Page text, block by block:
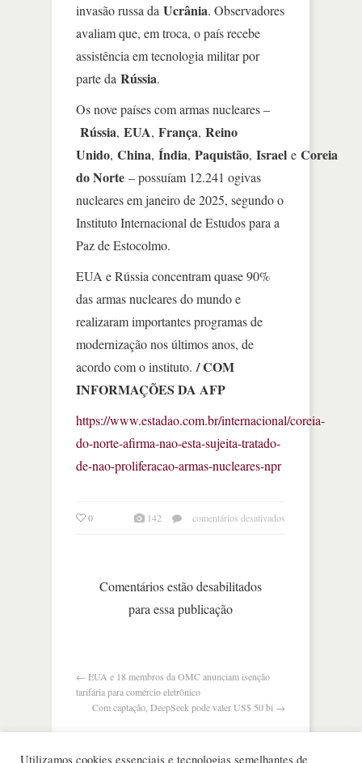
invasão russa da Ucrânia. Observadores
avaliam que, em troca, o país recebe
assistência em tecnologia militar por
parte da Rússia.
Os nove países com armas nucleares –
Rússia, EUA, França, Reino
Unido, China, Índia, Paquistão, Israel e Coreia
do Norte – possuíam 12.241 ogivas
nucleares em janeiro de 2025, segundo o
Instituto Internacional de Estudos para a
Paz de Estocolmo.
EUA e Rússia concentram quase 90%
das armas nucleares do mundo e
realizaram importantes programas de
modernização nos últimos anos, de
acordo com o instituto. / COM
INFORMAÇÕES DA AFP
https://www.estadao.com.br/internacional/coreia-
do-norte-afirma-nao-esta-sujeita-tratado-
de-nao-proliferacao-armas-nucleares-npr
0 142 comentários desativados
Comentários estão desabilitados
para essa publicação
← EUA e 18 membros da OMC anunciam isenção
tarifária para comércio eletrônico
Com captação, DeepSeek pode valer US$ 50 bi →
Utilizamos cookies essenciais e tecnologias semelhantes de